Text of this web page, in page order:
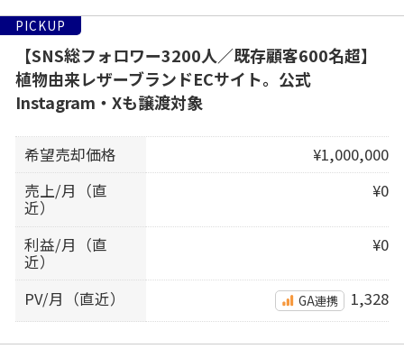
PICKUP
【SNS総フォロワー3200人／既存顧客600名超】
植物由来レザーブランドECサイト。公式
Instagram・Xも譲渡対象
希望売却価格
¥1,000,000
売上/月（直
近）
¥0
利益/月（直
近）
¥0
PV/月（直近） GA連携 1,328